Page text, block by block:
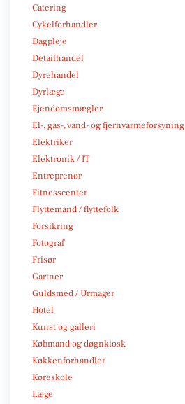
Catering
Cykelforhandler
Dagpleje
Detailhandel
Dyrehandel
Dyrlæge
Ejendomsmægler
El-, gas-, vand- og fjernvarmeforsyning
Elektriker
Elektronik / IT
Entreprenør
Fitnesscenter
Flyttemand / flyttefolk
Forsikring
Fotograf
Frisør
Gartner
Guldsmed / Urmager
Hotel
Kunst og galleri
Købmand og døgnkiosk
Køkkenforhandler
Køreskole
Læge